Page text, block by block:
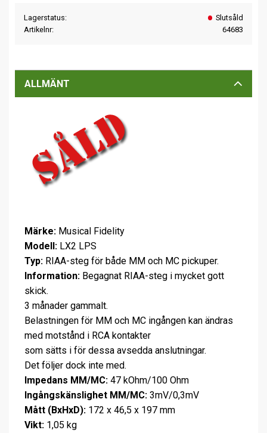
Lagerstatus
Slutsåld
Artikelnr
64683
ALLMÄNT
Märke: Musical Fidelity
Modell: LX2 LPS
Typ: RIAA-steg för både MM och MC pickuper.
Information: Begagnat RIAA-steg i mycket gott
skick.
3 månader gammalt.
Belastningen för MM och MC ingången kan ändras
med motstånd i RCA kontakter
som sätts i för dessa avsedda anslutningar.
Det följer dock inte med.
Impedans MM/MC: 47 kOhm/100 Ohm
Ingångskänslighet MM/MC: 3mV/0,3mV
Mått (BxHxD): 172 x 46,5 x 197 mm
Vikt: 1,05 kg